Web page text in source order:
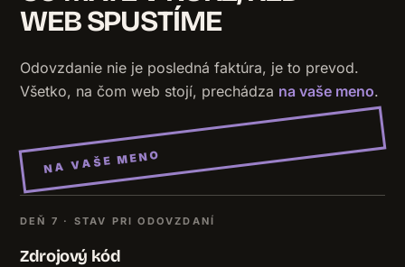
WEB SPUSTÍME
Odovzdanie nie je posledná faktúra, je to prevod.
Všetko, na čom web stojí, prechádza na vaše meno.
NA VAŠE MENO
DEŇ 7 · STAV PRI ODOVZDANÍ
Zdrojový kód